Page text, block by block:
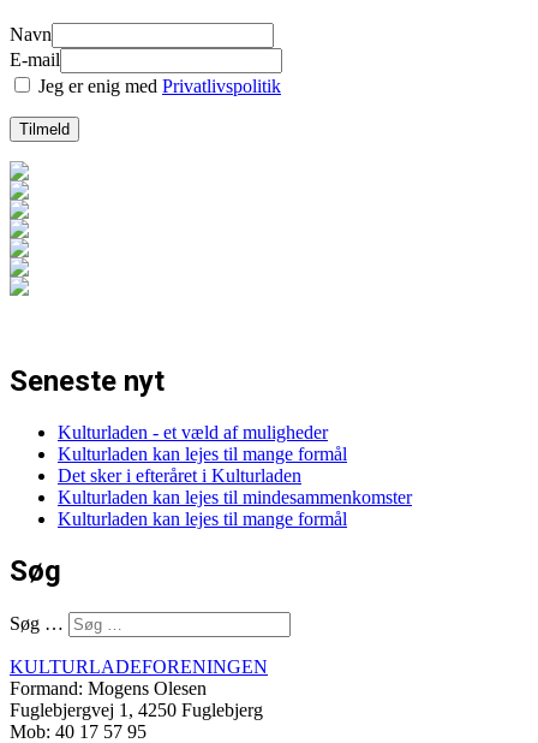
Navn
E-mail
Jeg er enig med Privatlivspolitik
Seneste nyt
Kulturladen - et væld af muligheder
Kulturladen kan lejes til mange formål
Det sker i efteråret i Kulturladen
Kulturladen kan lejes til mindesammenkomster
Kulturladen kan lejes til mange formål
Søg
Søg …
KULTURLADEFORENINGEN
Formand: Mogens Olesen
Fuglebjergvej 1, 4250 Fuglebjerg
Mob: 40 17 57 95